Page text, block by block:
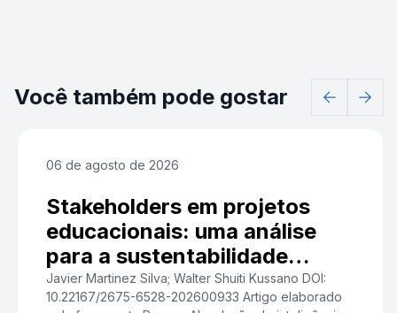
Você também pode gostar
06 de agosto de 2026
Stakeholders em projetos
educacionais: uma análise
para a sustentabilidade
institucional
Javier Martinez Silva; Walter Shuiti Kussano DOI:
10.22167/2675-6528-202600933 Artigo elaborado